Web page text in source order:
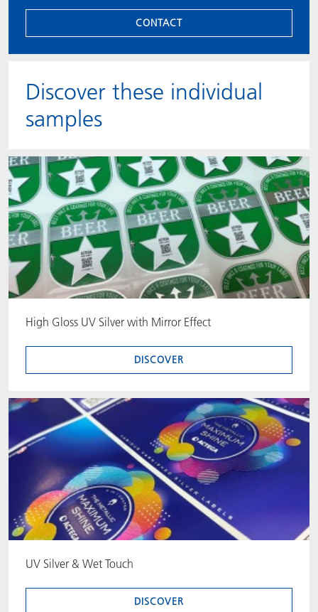
CONTACT
Discover these individual
samples
High Gloss UV Silver with Mirror Effect
DISCOVER
UV Silver & Wet Touch
DISCOVER